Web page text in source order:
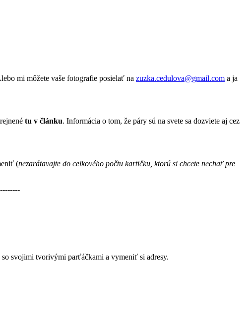
mi môžete vaše fotografie posielať na zuzka.cedulova@gmail.com a ja
tu v článku. Informácia o tom, že páry sú na svete sa dozviete aj cez
(nezarátavajte do celkového počtu kartičku, ktorú si chcete nechať pre
so svojimi tvorivými parťáčkami a vymeniť si adresy.